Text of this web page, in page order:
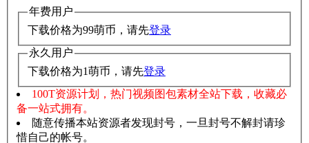
年费用户
下载价格为99萌币，请先登录
永久用户
下载价格为1萌币，请先登录
100T资源计划，热门视频图包素材全站下载，收藏必
备一站式拥有。
随意传播本站资源者发现封号，一旦封号不解封请珍
惜自己的帐号。